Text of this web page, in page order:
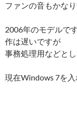
ファンの音もかな
2006年のモデルで
作は遅いですが
事務処理用などと
現在Windows 7を入